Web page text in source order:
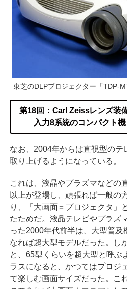
東芝のDLPプロジェクター「TDP-
第18回：Carl Zeissレンズ装
入力8系統のコンパクト
なお、2004年からは直視型の
取り上げるようになっている。
これは、液晶やプラズマなどの
以上が登場し、頑張れば一般の
り、「大画面＝プロジェクタ」
たためだ。液晶テレビやプラズ
った2000年代前半は、大型普及
なれば超大型モデルだった。し
と、65型くらいを超大型と呼ぶ
ラスになると、かつてはプロジ
て楽しむ画面サイズだった。こ